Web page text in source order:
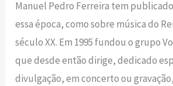
Manuel Pedro Ferreira tem
essa época, como sobre música do
século XX. Em 1995 fundou o grupo
que desde então dirige, dedicado
divulgação, em concerto ou